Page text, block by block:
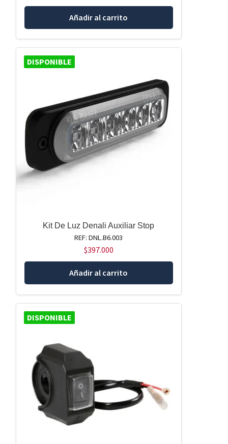
Añadir al carrito
DISPONIBLE
Kit De Luz Denali Auxiliar Stop
REF: DNL.B6.003
$397.000
Añadir al carrito
DISPONIBLE